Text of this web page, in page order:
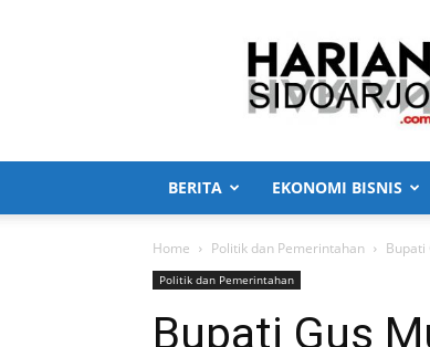
Harian
Sidoarjo
BERITA EKONOMI BISNIS
Home Politik dan Pemerintahan Bupati
Politik dan Pemerintahan
Bupati Gus